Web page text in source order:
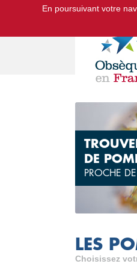
Le Portail
DE
PROCHE
LES
Choisissez
En poursuivant votre